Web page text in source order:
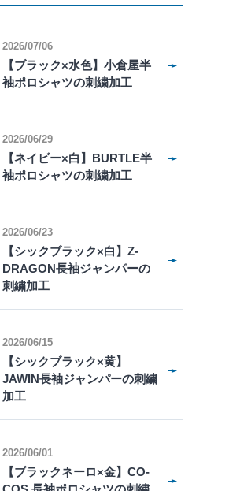
2026/07/06
【ブラック×水色】小倉屋半
袖ポロシャツの刺繍加工
2026/06/29
【ネイビー×白】BURTLE半
袖ポロシャツの刺繍加工
2026/06/23
【シックブラック×白】Z-
DRAGON長袖ジャンパーの
刺繍加工
2026/06/15
【シックブラック×黄】
JAWIN長袖ジャンパーの刺繍
加工
2026/06/01
【ブラックネーロ×金】CO-